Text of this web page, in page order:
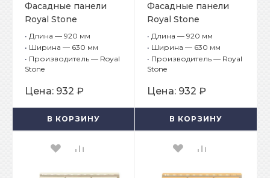
Фасадные панели
Royal Stone
Облицовочный
кирпич Окленд
• Длина — 920 мм
• Ширина — 630 мм
• Производитель — Royal
Stone
Цена: 932 ₽
В КОРЗИНУ
Фасадные панели
Royal Stone
Облицовочный
кирпич Нейпир
• Длина — 920 мм
• Ширина — 630 мм
• Производитель — Royal
Stone
Цена: 932 ₽
В КОРЗИНУ